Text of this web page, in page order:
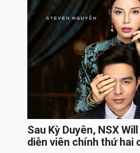
Sau Kỳ Duyên, NSX
diễn viên chính thứ hai